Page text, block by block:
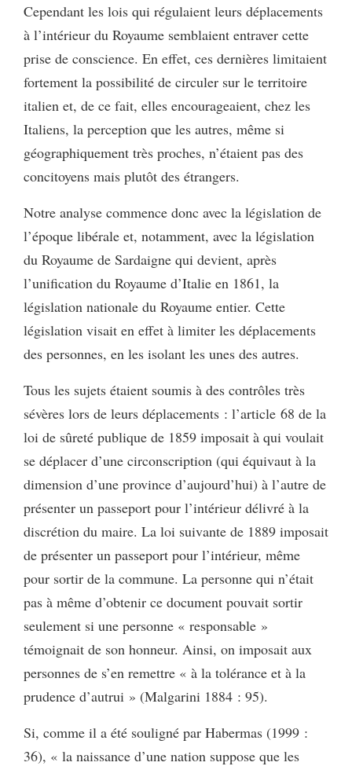
Cependant les lois qui régulaient leurs déplacements
à l’intérieur du Royaume semblaient entraver cette
prise de conscience. En effet, ces dernières limitaient
fortement la possibilité de circuler sur le territoire
italien et, de ce fait, elles encourageaient, chez les
Italiens, la perception que les autres, même si
géographiquement très proches, n’étaient pas des
concitoyens mais plutôt des étrangers.
Notre analyse commence donc avec la législation de
l’époque libérale et, notamment, avec la législation
du Royaume de Sardaigne qui devient, après
l’unification du Royaume d’Italie en 1861, la
législation nationale du Royaume entier. Cette
législation visait en effet à limiter les déplacements
des personnes, en les isolant les unes des autres.
Tous les sujets étaient soumis à des contrôles très
sévères lors de leurs déplacements : l’article 68 de la
loi de sûreté publique de 1859 imposait à qui voulait
se déplacer d’une circonscription (qui équivaut à la
dimension d’une province d’aujourd’hui) à l’autre de
présenter un passeport pour l’intérieur délivré à la
discrétion du maire. La loi suivante de 1889 imposait
de présenter un passeport pour l’intérieur, même
pour sortir de la commune. La personne qui n’était
pas à même d’obtenir ce document pouvait sortir
seulement si une personne « responsable »
témoignait de son honneur. Ainsi, on imposait aux
personnes de s’en remettre « à la tolérance et à la
prudence d’autrui » (Malgarini 1884 : 95).
Si, comme il a été souligné par Habermas (1999 :
36), « la naissance d’une nation suppose que les